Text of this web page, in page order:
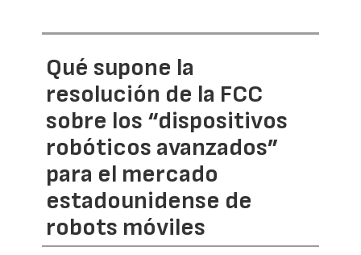
Qué supone la
resolución de la FCC
sobre los “dispositivos
robóticos avanzados”
para el mercado
estadounidense de
robots móviles